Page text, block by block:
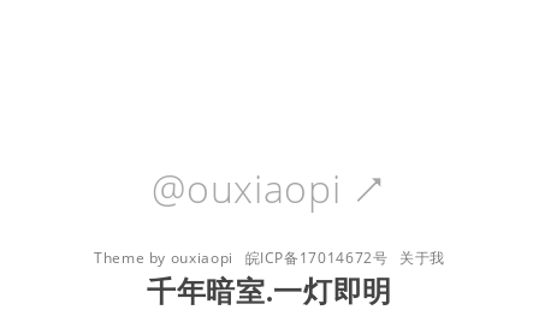
@ouxiaopi 
Theme by ouxiaopi 皖ICP备17014672号 关于我
千年暗室.一灯即明